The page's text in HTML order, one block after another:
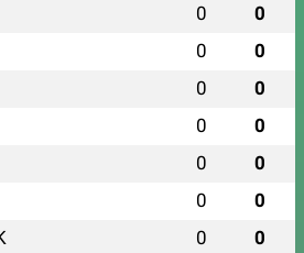
0 0
0 0
0 0
0 0
0 0
0 0
0 0